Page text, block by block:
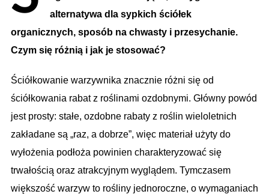
alternatywa dla sypkich ściółek
organicznych, sposób na chwasty i przesychanie.
Czym się różnią i jak je stosować?
Ściółkowanie warzywnika znacznie różni się od
ściółkowania rabat z roślinami ozdobnymi. Główny powód
jest prosty: stałe, ozdobne rabaty z roślin wieloletnich
zakładane są „raz, a dobrze”, więc materiał użyty do
wyłożenia podłoża powinien charakteryzować się
trwałością oraz atrakcyjnym wyglądem. Tymczasem
większość warzyw to rośliny jednoroczne, o wymaganiach